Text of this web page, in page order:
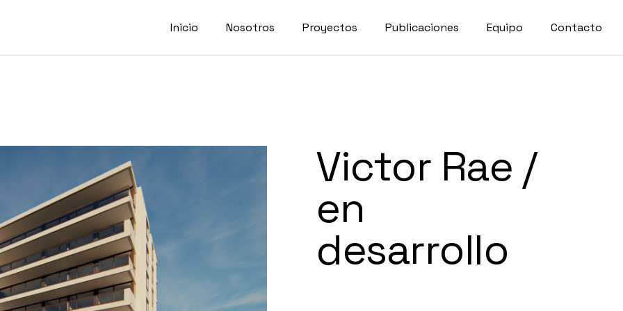
Inicio Nosotros Proyectos Publicaciones Equipo Contacto
Victor Rae /
en
desarrollo